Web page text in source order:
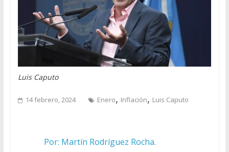
Luis Caputo
14 febrero, 2024 Enero, Inflación, Luis Caputo
Por: Martín Rodríguez Rocha.